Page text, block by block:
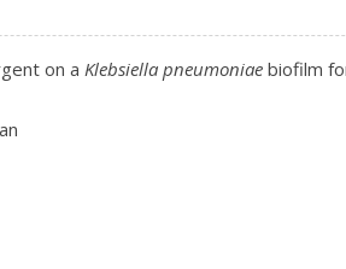
on a Klebsiella pneumoniae biofilm